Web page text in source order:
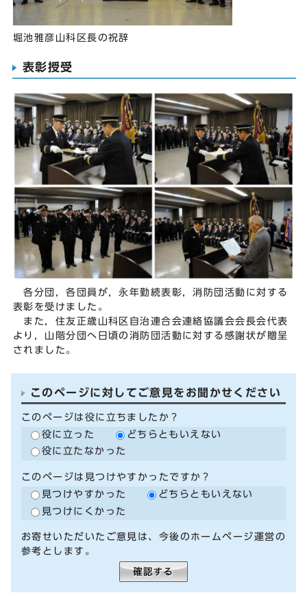
堀池雅彦山科区長の祝辞
表彰授受
各分団，各団員が，永年勤続表彰，消防団活動に対する
表彰を受けました。
また，住友正歳山科区自治連合会連絡協議会会長会代表
より，山階分団へ日頃の消防団活動に対する感謝状が贈呈
されました。
このページに対してご意見をお聞かせください
このページは役に立ちましたか？
役に立った
どちらともいえない
役に立たなかった
このページは見つけやすかったですか？
見つけやすかった
どちらともいえない
見つけにくかった
お寄せいただいたご意見は、今後のホームページ運営の
参考とします。